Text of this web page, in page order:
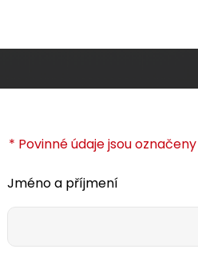
* Povinné údaje jsou
Jméno a příjmení